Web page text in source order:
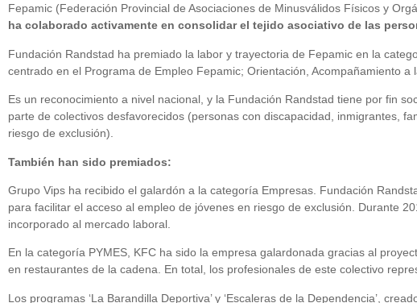
Fepamic (Federación Provincial de Asociaciones de Minusválidos Físicos y
ha colaborado activamente en consolidar el tejido asociativo de las
Fundación Randstad ha premiado la labor y trayectoria de Fepamic en la
centrado en el Programa de Empleo Fepamic; Orientación, Acompañamiento
Es un reconocimiento a nivel nacional, y la Fundación Randstad tiene por fin
parte de colectivos desfavorecidos (personas con discapacidad, inmigrantes,
riesgo de exclusión).
También han sido premiados:
Grupo Vips ha recibido el galardón a la categoría Empresas. Fundación
para facilitar el acceso al empleo de jóvenes en riesgo de exclusión. Durante
incorporado al mercado laboral.
En la categoría PYMES, KFC ha sido la empresa galardonada gracias al
en restaurantes de la cadena. En total, los profesionales de este colectivo
Los programas ‘La Barandilla Deportiva’ y ‘Escaleras de la Dependencia’,